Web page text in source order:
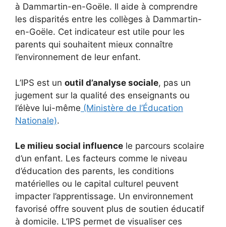
à Dammartin-en-Goële. Il aide à comprendre
les disparités entre les collèges à Dammartin-
en-Goële. Cet indicateur est utile pour les
parents qui souhaitent mieux connaître
l’environnement de leur enfant.
L’IPS est un outil d’analyse sociale, pas un
jugement sur la qualité des enseignants ou
l’élève lui-même (Ministère de l’Éducation
Nationale).
Le milieu social influence le parcours scolaire
d’un enfant. Les facteurs comme le niveau
d’éducation des parents, les conditions
matérielles ou le capital culturel peuvent
impacter l’apprentissage. Un environnement
favorisé offre souvent plus de soutien éducatif
à domicile. L’IPS permet de visualiser ces